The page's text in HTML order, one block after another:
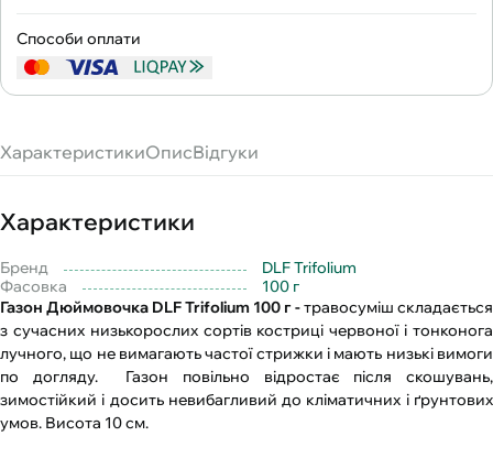
Способи оплати
ХарактеристикиОписВідгуки
Характеристики
Бренд
DLF Trifolium
Фасовка
100 г
Газон Дюймовочка DLF Trifolium 100 г -травосуміш складається
з сучасних низькорослих сортів костриці червоної і тонконога
лучного, що не вимагають частої стрижки і мають низькі вимоги
по догляду. Газон повільно відростає після скошувань,
зимостійкий і досить невибагливий до кліматичних і ґрунтових
умов. Висота 10 см.